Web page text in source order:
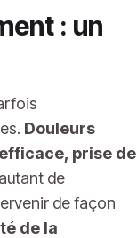
: un
Douleurs
prise de
de
de façon
de la